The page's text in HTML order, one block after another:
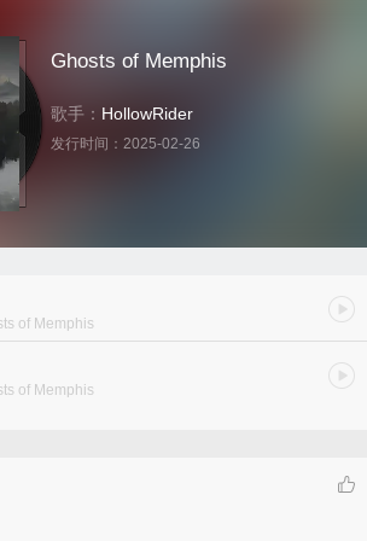
Ghosts of Memphis
歌手： HollowRider
发行时间： 2025-02-26
of Memphis
of Memphis